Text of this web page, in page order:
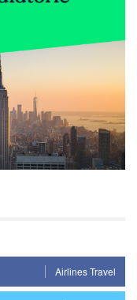
Airlines Travel